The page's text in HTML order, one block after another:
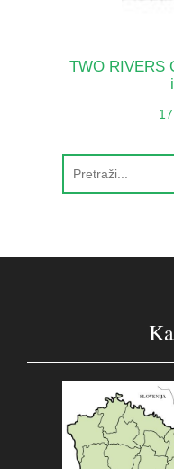
TWO RIVERS